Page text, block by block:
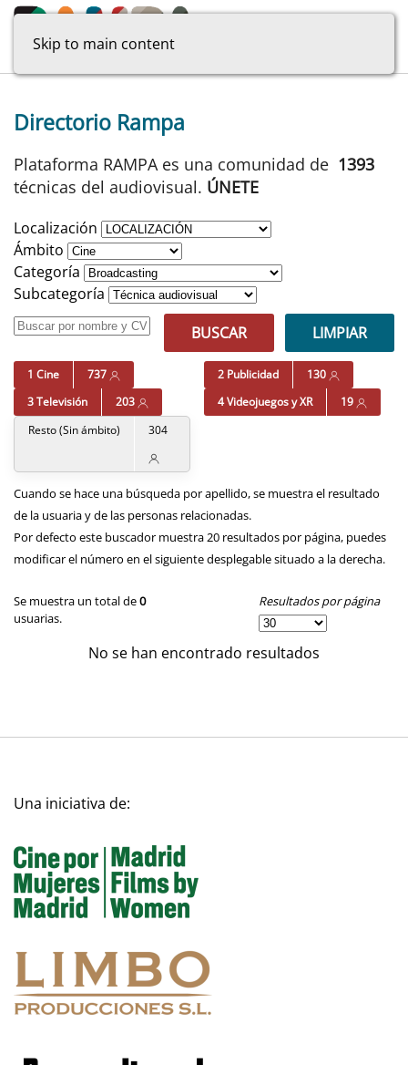
Skip to main content
Directorio Rampa
Plataforma RAMPA es una comunidad de 1393
técnicas del audiovisual. ÚNETE
Localización
Ámbito
Categoría
Subcategoría
BUSCAR
LIMPIAR
1 Cine 737 2 Publicidad
130
3 Televisión
203 4 Videojuegos y XR
19
Resto (Sin ámbito)
304
Cuando se hace una búsqueda por apellido, se muestra el resultado
de la usuaria y de las personas relacionadas.
Por defecto este buscador muestra 20 resultados por página, puedes
modificar el número en el siguiente desplegable situado a la derecha.
Se muestra un total de0
usuarias.
Resultados por página
No se han encontrado resultados
Una iniciativa de: